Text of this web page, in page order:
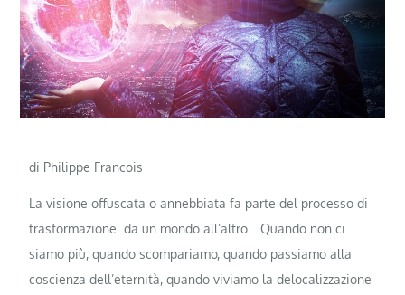
di Philippe Francois
La visione offuscata o annebbiata fa parte del processo di
trasformazione da un mondo all’altro… Quando non ci
siamo più, quando scompariamo, quando passiamo alla
coscienza dell’eternità, quando viviamo la delocalizzazione